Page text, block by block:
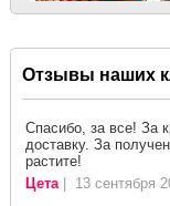
Отзывы наших
Спасибо, за все! За
доставку. За
растите!
Цета| 13 сентября